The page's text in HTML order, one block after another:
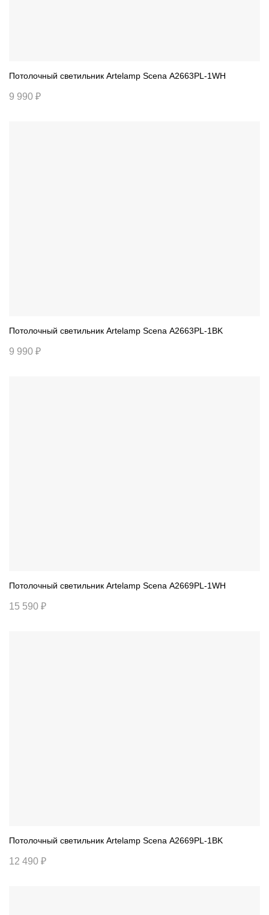
Потолочный светильник Artelamp Scena A2663PL-1WH
9 990 ₽
Потолочный светильник Artelamp Scena A2663PL-1BK
9 990 ₽
Потолочный светильник Artelamp Scena A2669PL-1WH
15 590 ₽
Потолочный светильник Artelamp Scena A2669PL-1BK
12 490 ₽